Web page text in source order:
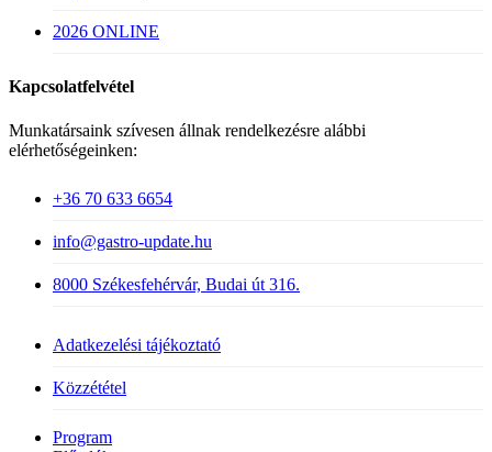
2026 ONLINE
Kapcsolatfelvétel
Munkatársaink szívesen állnak rendelkezésre alábbi
elérhetőségeinken:
+36 70 633 6654
info@gastro-update.hu
8000 Székesfehérvár, Budai út 316.
Adatkezelési tájékoztató
Közzététel
Close
Program